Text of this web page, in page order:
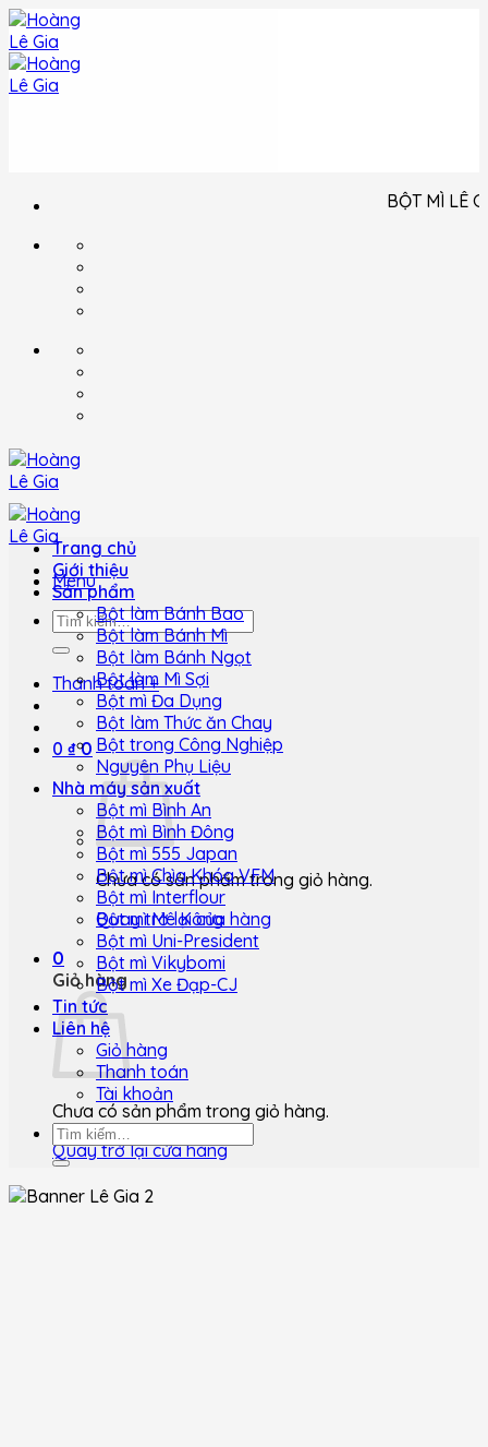
Bỏ
qua
nội
dung
BỘT MÌ LÊ GIA
Menu
Tìm
kiếm:
Thanh toán +
0 ₫ 0
Chưa có sản phẩm trong giỏ hàng.
Quay trở lại cửa hàng
0
Giỏ hàng
Chưa có sản phẩm trong giỏ hàng.
Quay trở lại cửa hàng
Trang chủ
Giới thiệu
Sản phẩm
Bột làm Bánh Bao
Bột làm Bánh Mì
Bột làm Bánh Ngọt
Bột làm Mì Sợi
Bột mì Đa Dụng
Bột làm Thức ăn Chay
Bột trong Công Nghiệp
Nguyên Phụ Liệu
Nhà máy sản xuất
Bột mì Bình An
Bột mì Bình Đông
Bột mì 555 Japan
Bột mì Chìa Khóa VFM
Bột mì Interflour
Bột mì Mê Kông
Bột mì Uni-President
Bột mì Vikybomi
Bột mì Xe Đạp-CJ
Tin tức
Liên hệ
Giỏ hàng
Thanh toán
Tài khoản
Tìm
kiếm: